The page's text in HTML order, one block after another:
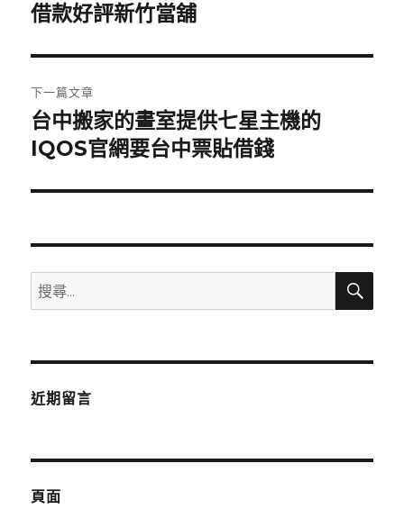
導
覽
一
文
章:
借款好評新竹當舖
下一篇文章
下
一
文
台中搬家的畫室提供七星主機的
IQOS官網要台中票貼借錢
搜
尋
鍵
搜
近期留言
頁面